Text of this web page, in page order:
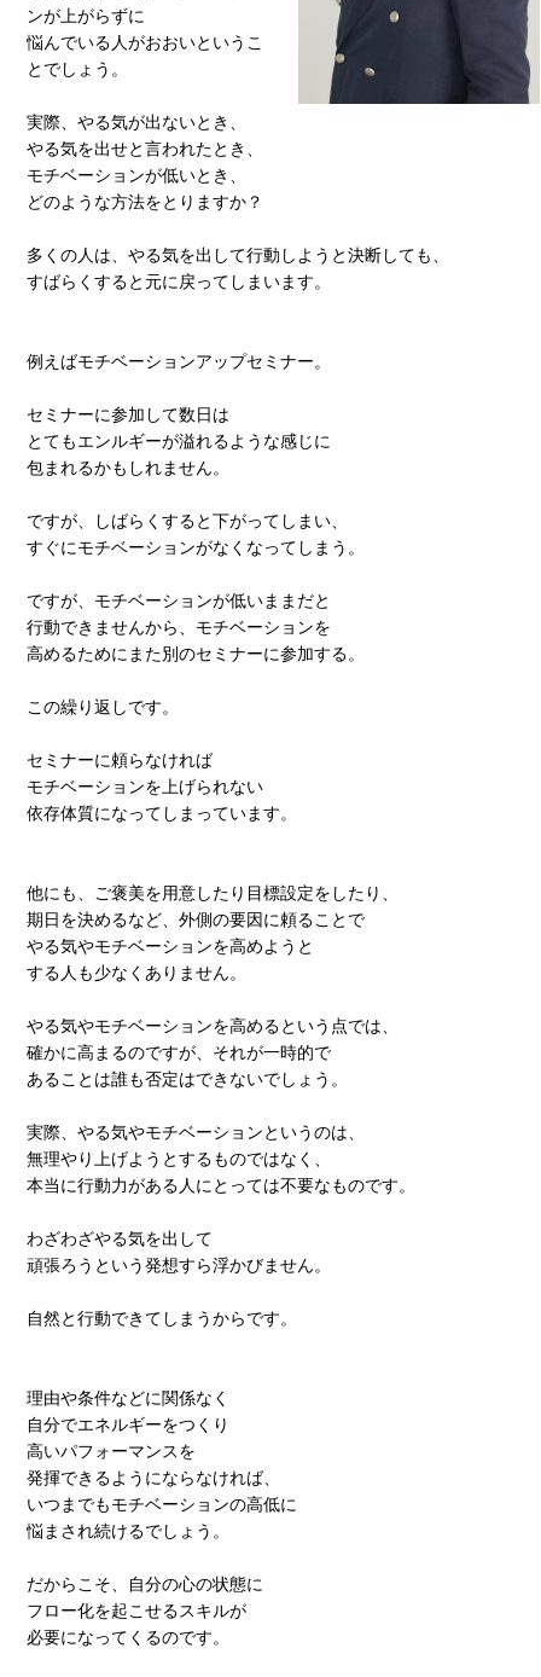
ンが上がらずに
悩んでいる人がおおいというこ
とでしょう。
実際、やる気が出ないとき、
やる気を出せと言われたとき、
モチベーションが低いとき、
どのような方法をとりますか？
多くの人は、やる気を出して行動しようと決断しても、
すばらくすると元に戻ってしまいます。
例えばモチベーションアップセミナー。
セミナーに参加して数日は
とてもエンルギーが溢れるような感じに
包まれるかもしれません。
ですが、しばらくすると下がってしまい、
すぐにモチベーションがなくなってしまう。
ですが、モチベーションが低いままだと
行動できませんから、モチベーションを
高めるためにまた別のセミナーに参加する。
この繰り返しです。
セミナーに頼らなければ
モチベーションを上げられない
依存体質になってしまっています。
他にも、ご褒美を用意したり目標設定をしたり、
期日を決めるなど、外側の要因に頼ることで
やる気やモチベーションを高めようと
する人も少なくありません。
やる気やモチベーションを高めるという点では、
確かに高まるのですが、それが一時的で
あることは誰も否定はできないでしょう。
実際、やる気やモチベーションというのは、
無理やり上げようとするものではなく、
本当に行動力がある人にとっては不要なものです。
わざわざやる気を出して
頑張ろうという発想すら浮かびません。
自然と行動できてしまうからです。
理由や条件などに関係なく
自分でエネルギーをつくり
高いパフォーマンスを
発揮できるようにならなければ、
いつまでもモチベーションの高低に
悩まされ続けるでしょう。
だからこそ、自分の心の状態に
フロー化を起こせるスキルが
必要になってくるのです。